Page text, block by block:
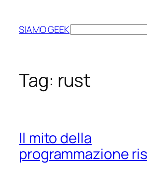
contenuto
SIAMO GEEKCerca
Tag: rust
Il mito della
programmazione